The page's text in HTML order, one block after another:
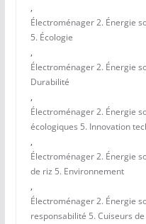
,
Électroménager 2. Énergie
5. Écologie
,
Électroménager 2. Énergie
Durabilité
,
Électroménager 2. Énergie
écologiques 5. Innovation
,
Électroménager 2. Énergie
de riz 5. Environnement
,
Électroménager 2. Énergie
responsabilité 5. Cuiseurs